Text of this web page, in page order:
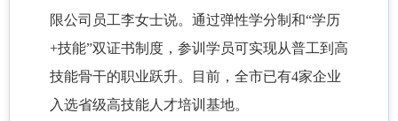
限公司员工李女士说。通过弹性学分制和“学历
+技能”双证书制度，参训学员可实现从普工到高
技能骨干的职业跃升。目前，全市已有4家企业
入选省级高技能人才培训基地。